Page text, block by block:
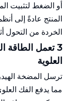
أو الضغط لتثبيت
المنتج عادةً إلى
الخردة من التحول
3 تعمل الطاقة
العلوية
ترسل المضخة
مما يدفع الفك